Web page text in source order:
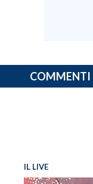
COMMENTI
IL LIVE